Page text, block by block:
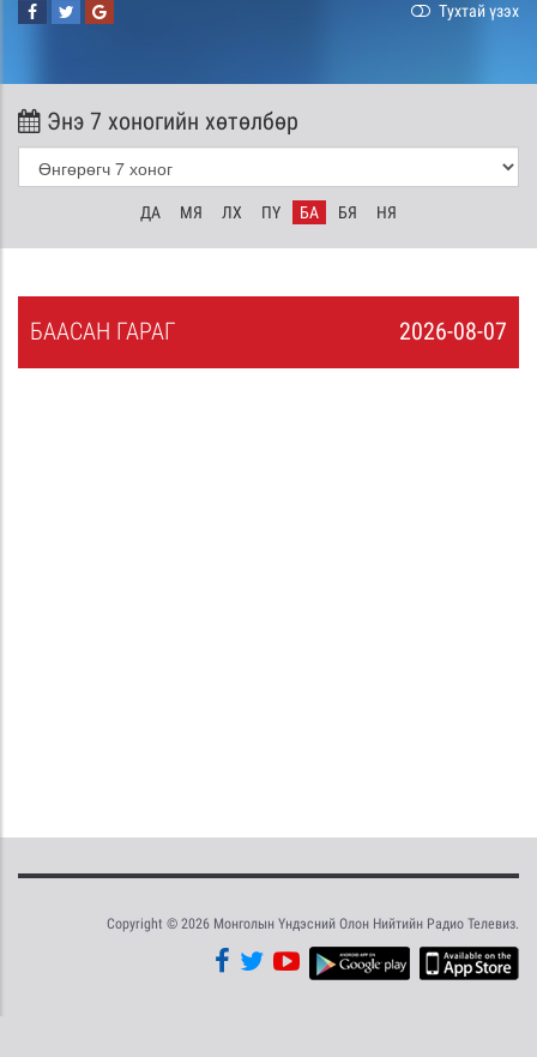
Тухтай үзэх
Энэ 7 хоногийн хөтөлбөр
ДА МЯ ЛХ ПҮ БА БЯ НЯ
2026-08-07
БААСАН ГАРАГ
Copyright © 2026 Монголын Үндэсний Олон Нийтийн Радио Телевиз.